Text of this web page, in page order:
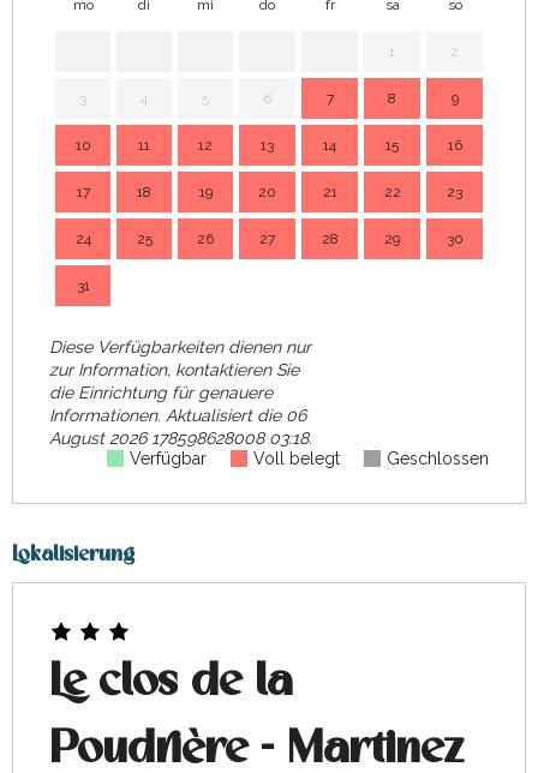
zum
3 Januar 2027
mo di mi do fr sa so
1 2
3 4 5 6 7 8 9
10 11 12 13 14 15 16
17 18 19 20 21 22 23
24 25 26 27 28 29 30
31
Diese Verfügbarkeiten dienen nur
zur Information, kontaktieren Sie
die Einrichtung für genauere
Informationen. Aktualisiert die06
August 2026 178598628008 03:18.
Verfügbar
Voll belegt Geschlossen
Lokalisierung
Le clos de la
Poudrière - Martinez